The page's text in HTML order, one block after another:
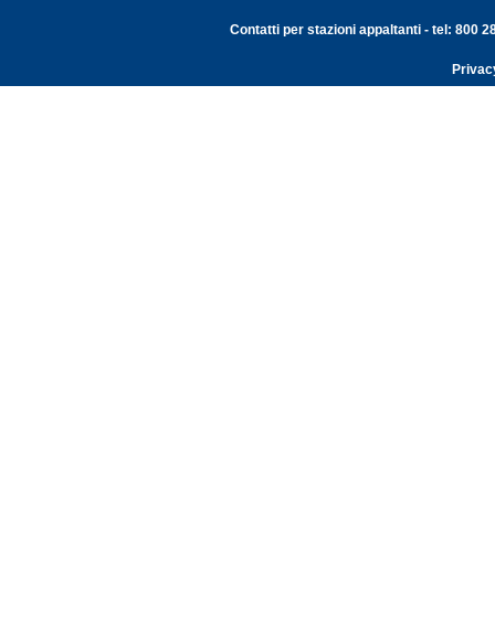
Contatti per stazioni appaltanti - tel: 800